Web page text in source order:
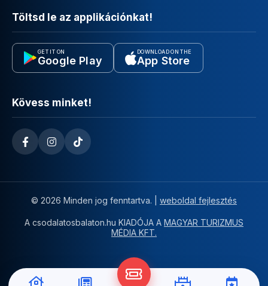
Töltsd le az applikációnkat!
GET IT ON
Google Play
DOWNLOAD ON THE
App Store
Kövess minket!
© 2026 Minden jog fenntartva. | weboldal fejlesztés
A csodalatosbalaton.hu KIADÓJA A MAGYAR TURIZMUS
MÉDIA KFT.